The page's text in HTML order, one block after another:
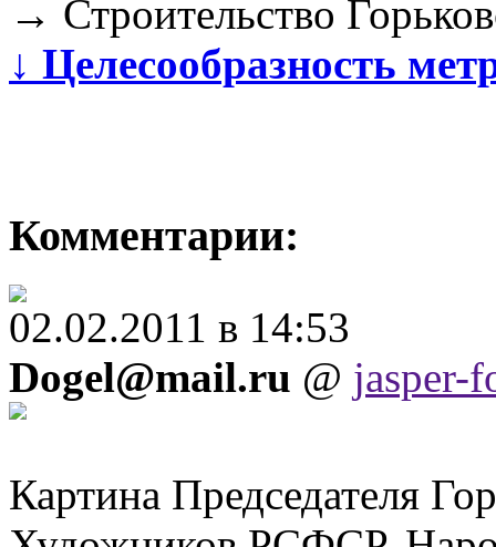
→ Строительство
↓ Целесообразность
Комментарии:
02.02.2011 в 14:53
Dogel@mail.ru @ jasper-
Картина Председателя